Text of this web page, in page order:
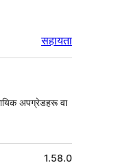
सहायता
अपग्रेडहरू वा
1.58.0